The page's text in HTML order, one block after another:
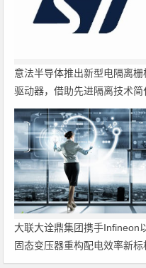
意法半导体推出新型电隔离栅
驱动器，借助先进隔离技术简
电源设计
大联大诠鼎集团携手Infineon
固态变压器重构配电效率新标